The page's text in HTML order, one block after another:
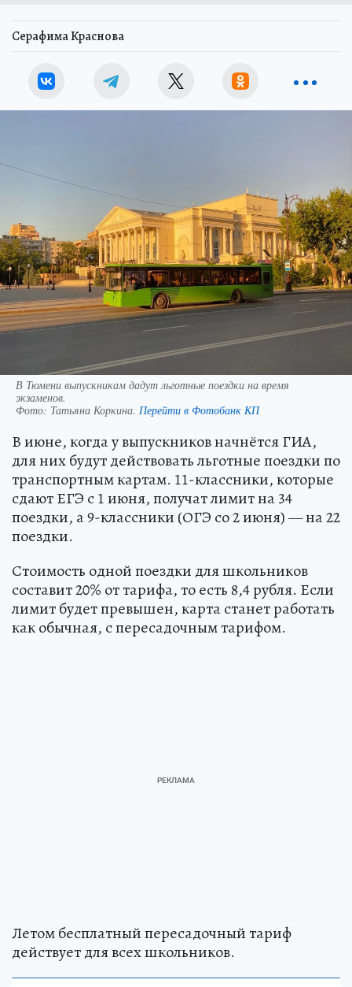
Серафима Краснова
В Тюмени выпускникам дадут льготные поездки на время
экзаменов.
Фото: Татьяна Коркина. Перейти в Фотобанк КП
В июне, когда у выпускников начнётся ГИА,
для них будут действовать льготные поездки по
транспортным картам. 11-классники, которые
сдают ЕГЭ с 1 июня, получат лимит на 34
поездки, а 9-классники (ОГЭ со 2 июня) — на 22
поездки.
Стоимость одной поездки для школьников
составит 20% от тарифа, то есть 8,4 рубля. Если
лимит будет превышен, карта станет работать
как обычная, с пересадочным тарифом.
Летом бесплатный пересадочный тариф
действует для всех школьников.